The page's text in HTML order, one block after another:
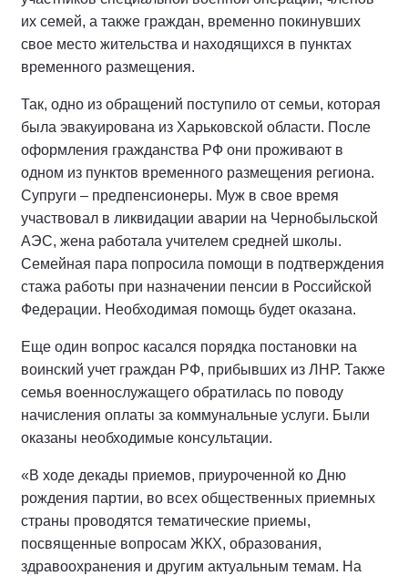
их семей, а также граждан, временно покинувших
свое место жительства и находящихся в пунктах
временного размещения.
Так, одно из обращений поступило от семьи, которая
была эвакуирована из Харьковской области. После
оформления гражданства РФ они проживают в
одном из пунктов временного размещения региона.
Супруги – предпенсионеры. Муж в свое время
участвовал в ликвидации аварии на Чернобыльской
АЭС, жена работала учителем средней школы.
Семейная пара попросила помощи в подтверждения
стажа работы при назначении пенсии в Российской
Федерации. Необходимая помощь будет оказана.
Еще один вопрос касался порядка постановки на
воинский учет граждан РФ, прибывших из ЛНР. Также
семья военнослужащего обратилась по поводу
начисления оплаты за коммунальные услуги. Были
оказаны необходимые консультации.
«В ходе декады приемов, приуроченной ко Дню
рождения партии, во всех общественных приемных
страны проводятся тематические приемы,
посвященные вопросам ЖКХ, образования,
здравоохранения и другим актуальным темам. На